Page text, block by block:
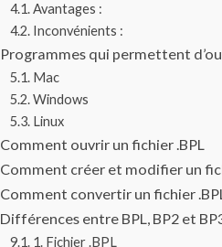
Avantages :
Inconvénients :
Programmes qui permettent
Mac
Windows
Linux
Comment ouvrir un fichier .BPL
Comment créer et modifier un
Comment convertir un fichier
Différences entre BPL, BP2 et
1. Fichier .BPL